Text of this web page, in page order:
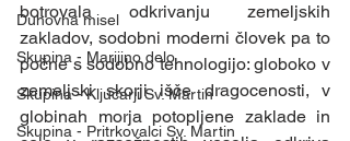
Duhovna misel
Skupina - Marijino delo
Skupina - Ključarji Sv. Martin
Skupina - Pritrkovalci Sv. Martin
botrovala odkrivanju zemeljskih
zakladov, sodobni moderni človek pa to
počne s sodobno tehnologijo: globoko v
zemeljski skorji išče dragocenosti, v
globinah morja potopljene zaklade in